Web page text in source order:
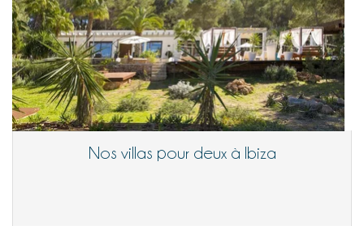
Nos villas pour deux à Ibiza